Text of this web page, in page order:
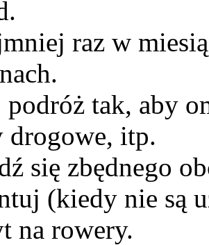
raz w
podróż tak, aby
drogowe, itp.
się zbędnego
(kiedy nie są
na rowery.